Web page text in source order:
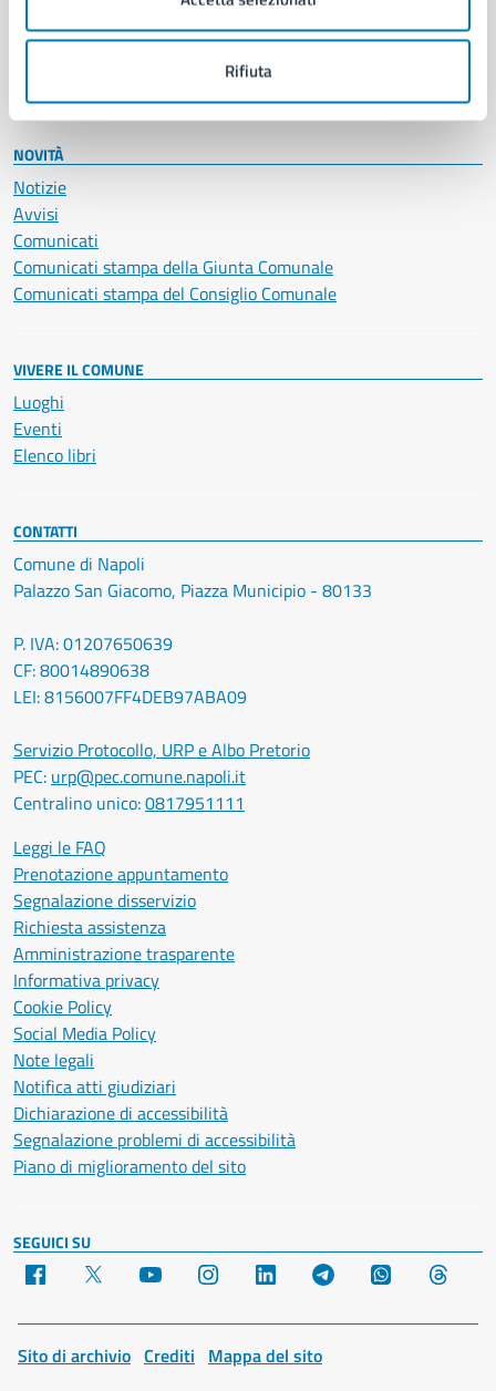
Rifiuta
Salute, benessere e assistenza
Servizi Cimiteriali
NOVITÀ
Notizie
Avvisi
Comunicati
Comunicati stampa della Giunta Comunale
Comunicati stampa del Consiglio Comunale
VIVERE IL COMUNE
Luoghi
Eventi
Elenco libri
CONTATTI
Comune di Napoli
Palazzo San Giacomo, Piazza Municipio - 80133
P. IVA: 01207650639
CF: 80014890638
LEI: 8156007FF4DEB97ABA09
Servizio Protocollo, URP e Albo Pretorio
PEC: urp@pec.comune.napoli.it
Centralino unico:0817951111
Leggi le FAQ
Prenotazione appuntamento
Segnalazione disservizio
Richiesta assistenza
Amministrazione trasparente
Informativa privacy
Cookie Policy
Social Media Policy
Note legali
Notifica atti giudiziari
Dichiarazione di accessibilità
Segnalazione problemi di accessibilità
Piano di miglioramento del sito
SEGUICI SU
Facebook YouTube Instagram LinkedIn Telegram WhatsApp
Sito di archivio Crediti Mappa del sito